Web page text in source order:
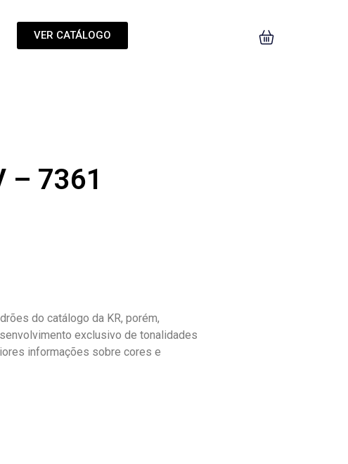
VER CATÁLOGO
– 7361
do catálogo da KR, porém,
exclusivo de tonalidades
informações sobre cores e